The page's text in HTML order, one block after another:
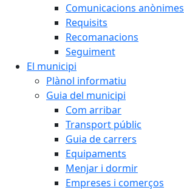
Comunicacions anònimes
Requisits
Recomanacions
Seguiment
El municipi
Plànol informatiu
Guia del municipi
Com arribar
Transport públic
Guia de carrers
Equipaments
Menjar i dormir
Empreses i comerços